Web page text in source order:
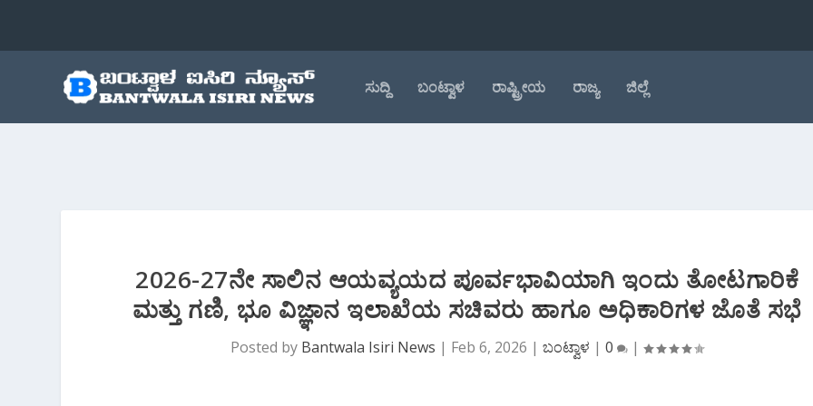
ಸುದ್ದಿ ಬಂಟ್ವಾಳ ರಾಷ್ಟ್ರೀಯ ರಾಜ್ಯ ಜಿಲ್ಲೆ
2026-27ನೇ ಸಾಲಿನ‌ ಆಯವ್ಯಯದ ಪೂರ್ವಭಾವಿಯಾಗಿ ಇಂದು ತೋಟಗಾರಿಕೆ
ಮತ್ತು ಗಣಿ, ಭೂ ವಿಜ್ಞಾನ ಇಲಾಖೆಯ ಸಚಿವರು ಹಾಗೂ ಅಧಿಕಾರಿಗಳ ಜೊತೆ ಸಭೆ
Posted by Bantwala Isiri News | Feb 6, 2026 |ಬಂಟ್ವಾಳ |0 |